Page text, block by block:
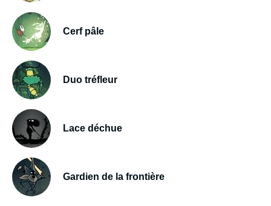
Cerf pâle
Duo tréfleur
Lace déchue
Gardien de la frontière